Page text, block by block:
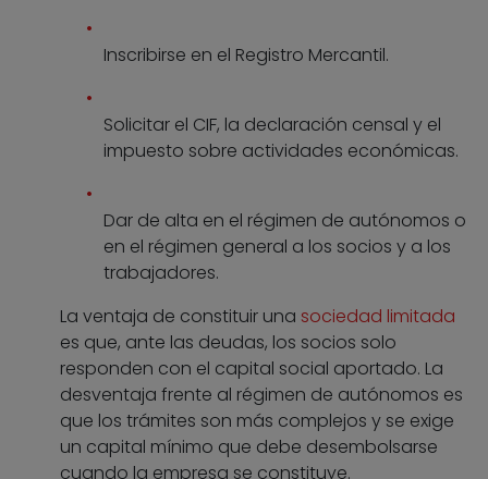
Inscribirse en el Registro Mercantil.
Solicitar el CIF, la declaración censal y el
impuesto sobre actividades económicas.
Dar de alta en el régimen de autónomos o
en el régimen general a los socios y a los
trabajadores.
La ventaja de constituir una sociedad limitada
es que, ante las deudas, los socios solo
responden con el capital social aportado. La
desventaja frente al régimen de autónomos es
que los trámites son más complejos y se exige
un capital mínimo que debe desembolsarse
cuando la empresa se constituye.